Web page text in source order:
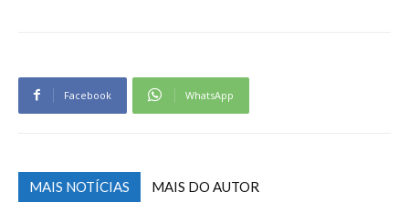
Facebook WhatsApp
MAIS NOTÍCIAS MAIS DO AUTOR